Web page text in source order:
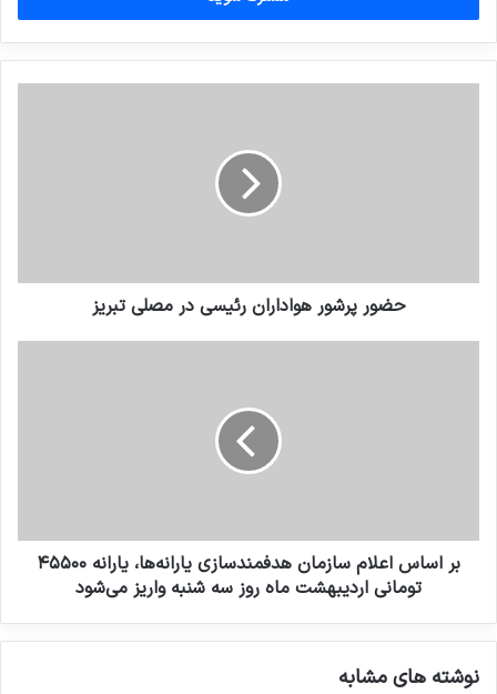
وارد
کنید
حضور پرشور هواداران رئیسی در مصلی تبریز
بر اساس اعلام سازمان هدفمندسازی‌ یارانه‌ها، یارانه ۴۵۵۰۰
تومانی اردیبهشت ماه روز سه شنبه واریز می‌شود
نوشته های مشابه